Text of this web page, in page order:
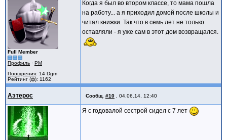
Full Member
Профиль · PM
Поощрения: 14 Dgm
Рейтинг (ф): 1162
Когда я был во втором классе, то мама пошла
на работу... а я приходил домой после школы и
читал книжки. Так что в семь лет не только
оставляли - я уже сам в этот дом возвращался.
Аэтерос Сообщ. #10 04.06.14, 12:40
Я с годовалой сестрой сидел с 7 лет